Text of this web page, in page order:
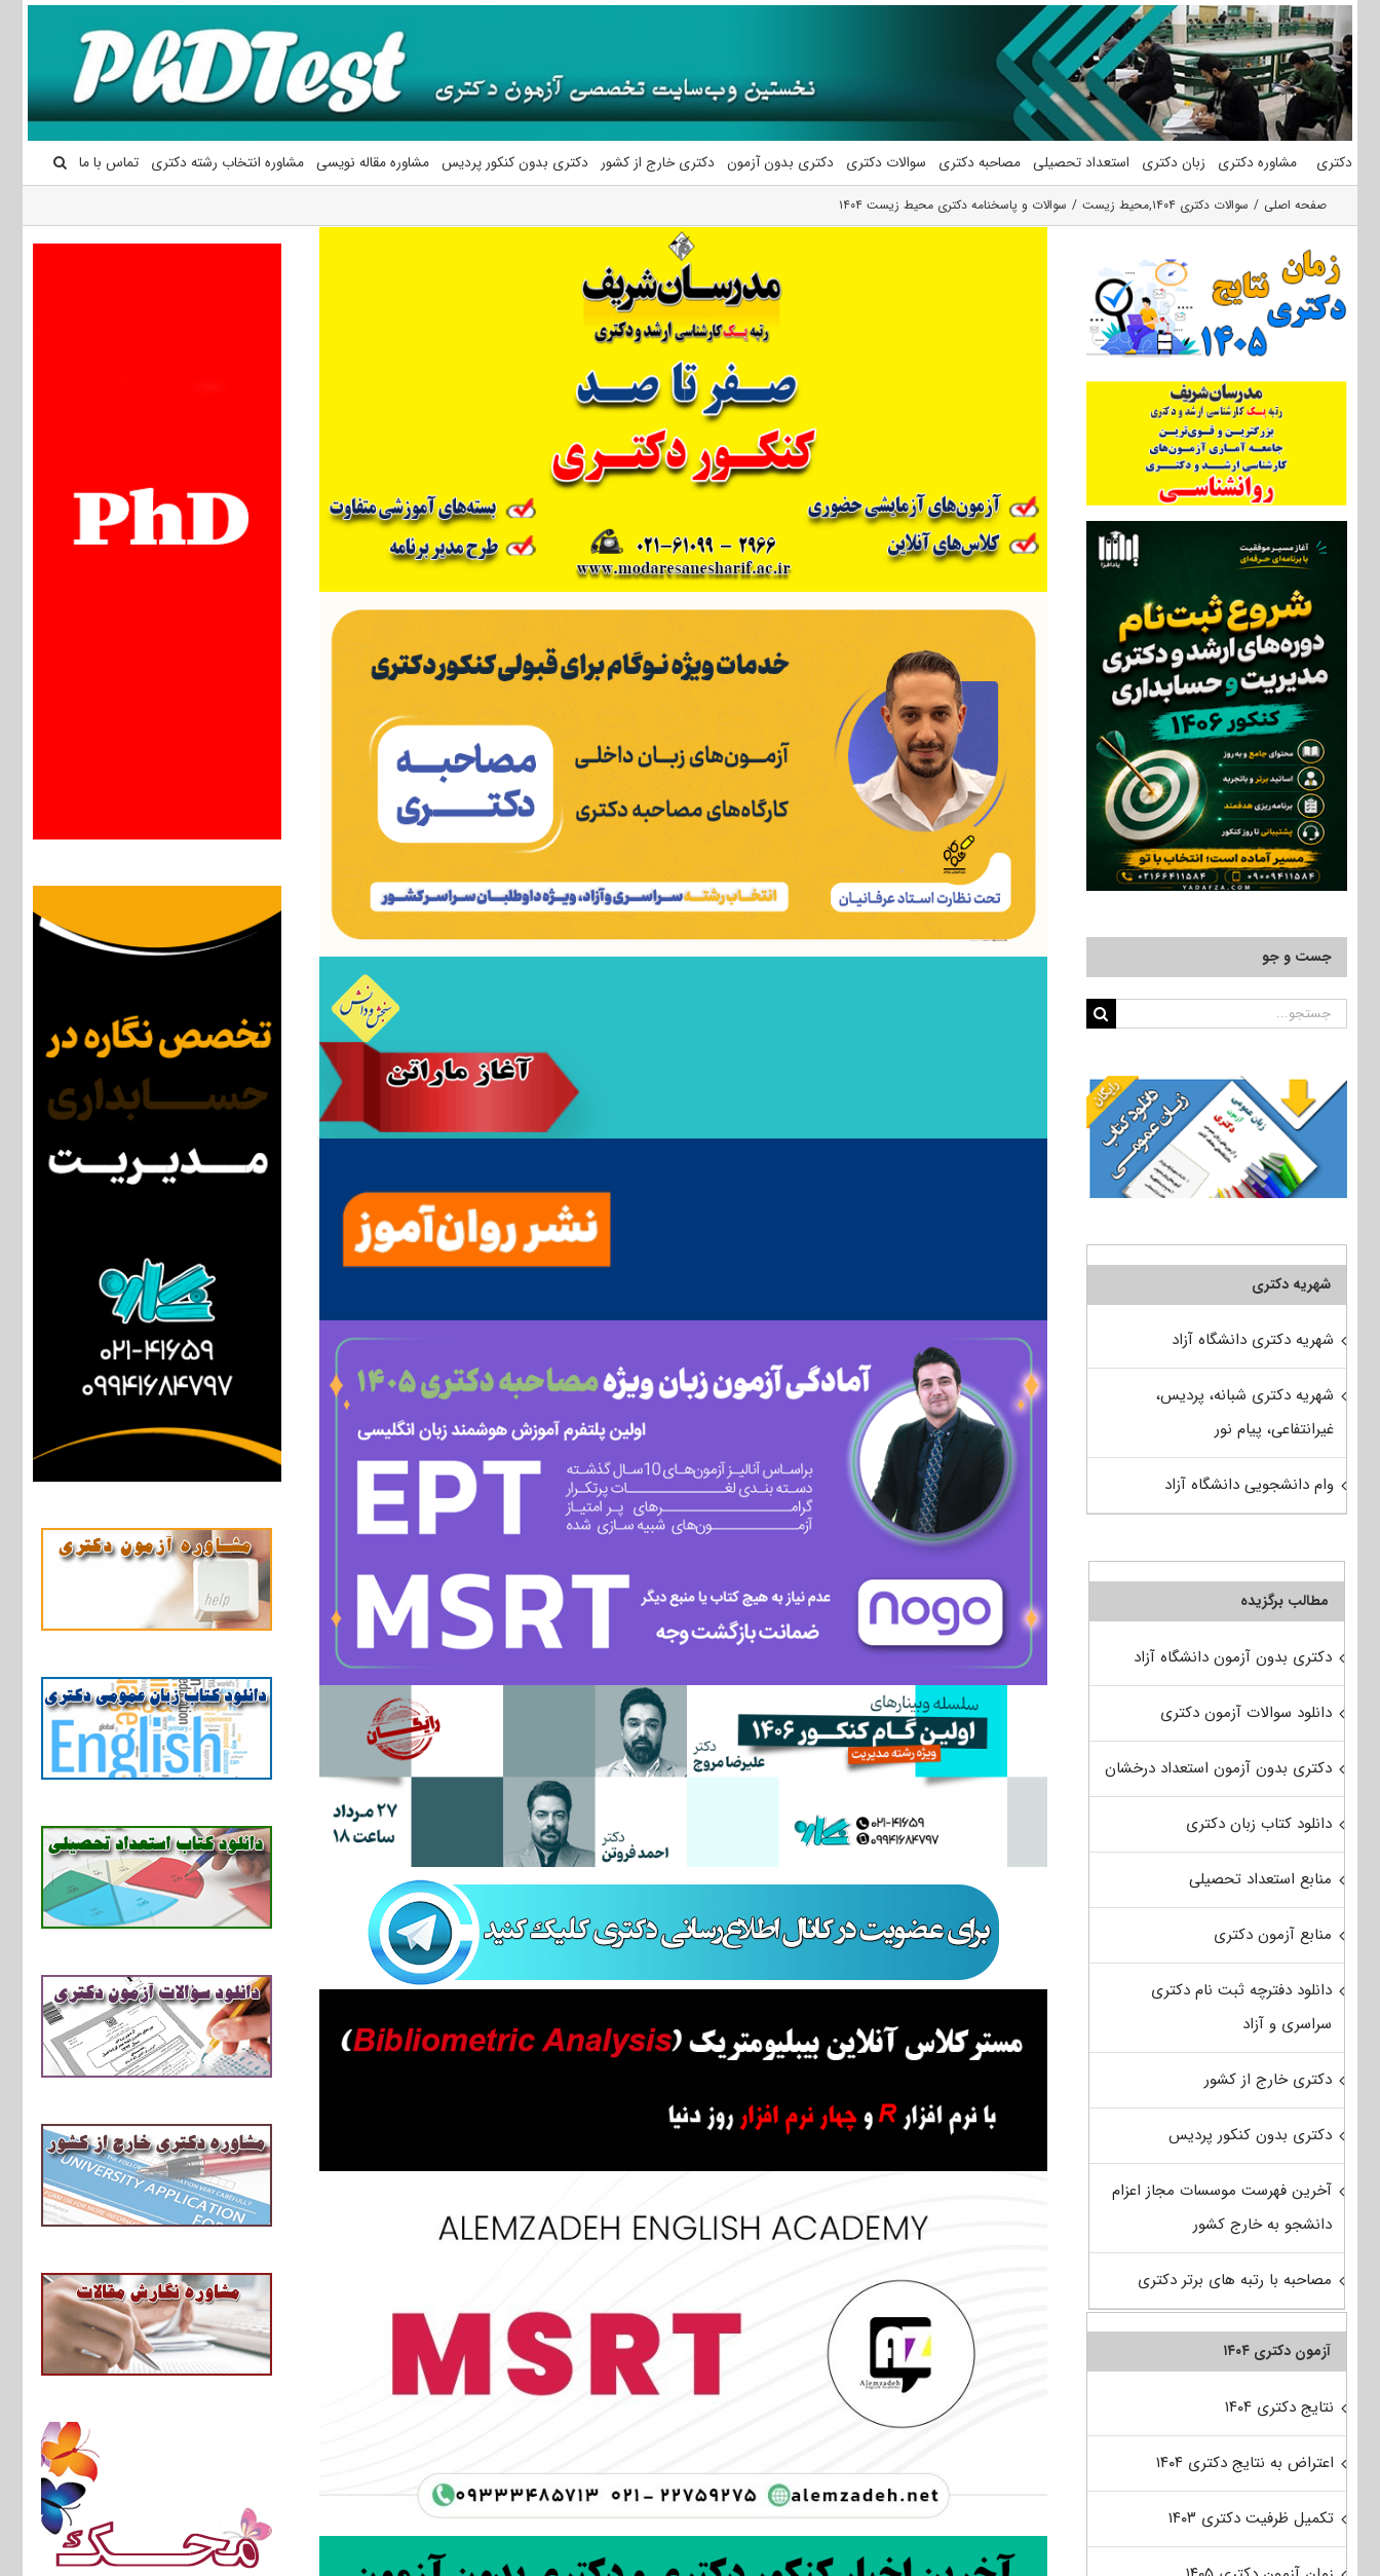
محتوا
دکتری مشاوره دکتری زبان دکتری استعداد تحصیلی مصاحبه دکتری سوالات دکتری دکتری بدون آزمون دکتری خارج از کشور دکتری بدون کنکور پردیس مشاوره مقاله نویسی مشاوره انتخاب رشته دکتری تماس با ما
صفحه اصلی سوالات دکتری ۱۴۰۴ ,محیط زیست سوالات و پاسخنامه دکتری محیط زیست ۱۴۰۴
جست و جو
جستجو
شهریه دکتری
شهریه دکتری دانشگاه آزاد
شهریه دکتری شبانه، پردیس،
غیرانتفاعی، پیام نور
وام دانشجویی دانشگاه آزاد
مطالب برگزیده
دکتری بدون آزمون دانشگاه آزاد
دانلود سوالات آزمون دکتری
دکتری بدون آزمون استعداد درخشان
دانلود کتاب زبان دکتری
منابع استعداد تحصیلی
منابع آزمون دکتری
دانلود دفترچه ثبت نام دکتری
سراسری و آزاد
دکتری خارج از کشور
دکتری بدون کنکور پردیس
آخرین فهرست موسسات مجاز اعزام
دانشجو به خارج کشور
مصاحبه با رتبه های برتر دکتری
آزمون دکتری ۱۴۰۴
نتایج دکتری ۱۴۰۴
اعتراض به نتایج دکتری ۱۴۰۴
تکمیل ظرفیت دکتری ۱۴۰۳